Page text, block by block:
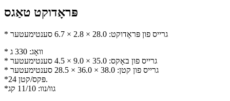
פּראָדוקט טאַגס
* גרייס פון פּראָדוקט: 28.0 × 2.8 × 6.7 סענטימעטער
* וואָג: 330 ג
* גרייס פון באָקס: 35.0 × 9.0 × 4.5 סענטימעטער
* גרייס פון קטן: 38.0 × 36.0 × 28.5 סענטימעטער
*24 פּקס/קטן.
*גוו/נוו: 11/10 קג